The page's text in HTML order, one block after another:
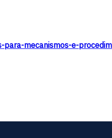
mecanismos-e-